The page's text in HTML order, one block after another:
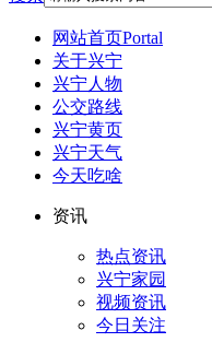
网站首页Portal
关于兴宁
兴宁人物
公交路线
兴宁黄页
兴宁天气
今天吃啥
资讯
热点资讯
兴宁家园
视频资讯
今日关注